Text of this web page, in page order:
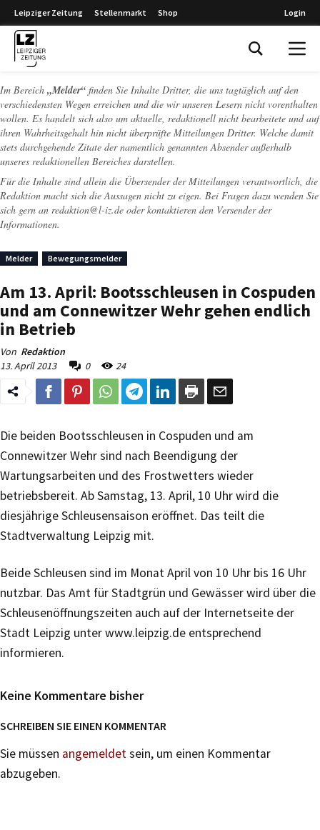
Leipziger Zeitung Stellenmarkt Shop Login
Im Bereich „Melder“ finden Sie Inhalte Dritter, die uns tagtäglich auf den
verschiedensten Wegen erreichen und die wir unseren Lesern nicht vorenthalten
wollen. Es handelt sich also um aktuelle, redaktionell nicht bearbeitete und auf
ihren Wahrheitsgehalt hin nicht überprüfte Mitteilungen Dritter. Welche damit
stets durchgehende Zitate der namentlich genannten Absender außerhalb
unseres redaktionellen Bereiches darstellen.
Für die Inhalte sind allein die Übersender der Mitteilungen verantwortlich, die
Redaktion macht sich die Aussagen nicht zu eigen. Bei Fragen dazu wenden Sie
sich gern an redaktion@l-iz.de oder kontaktieren den Versender der
Informationen.
Melder Bewegungsmelder
Am 13. April: Bootsschleusen in Cospuden
und am Connewitzer Wehr gehen endlich
in Betrieb
Von Redaktion
13. April 2013
0 24
Die beiden Bootsschleusen in Cospuden und am
Connewitzer Wehr sind nach Beendigung der
Wartungsarbeiten und des Frostwetters wieder
betriebsbereit. Ab Samstag, 13. April, 10 Uhr wird die
diesjährige Schleusensaison eröffnet. Das teilt die
Stadtverwaltung Leipzig mit.
Beide Schleusen sind im Monat April von 10 Uhr bis 16 Uhr
nutzbar. Das Amt für Stadtgrün und Gewässer wird über die
Schleusenöffnungszeiten auch auf der Internetseite der
Stadt Leipzig unter www.leipzig.de entsprechend
informieren.
Keine Kommentare bisher
SCHREIBEN SIE EINEN KOMMENTAR
Sie müssen angemeldetsein, um einen Kommentar
abzugeben.